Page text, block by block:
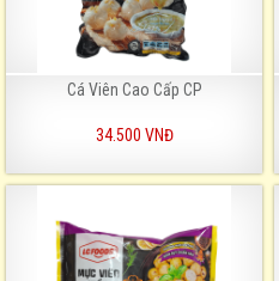
Cá Viên Cao Cấp CP
34.500 VNĐ